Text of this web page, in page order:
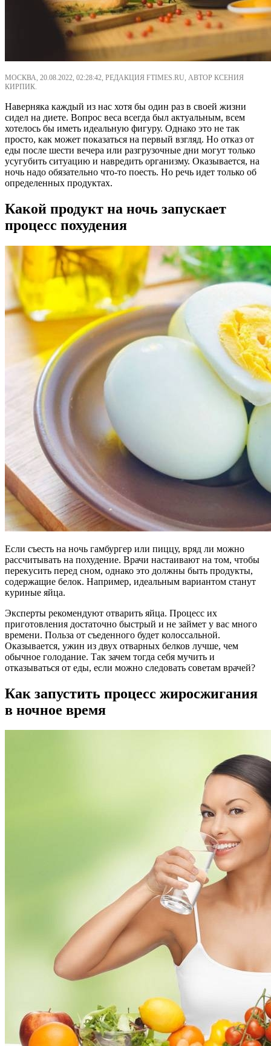
МОСКВА, 20.08.2022, 02:28:42, РЕДАКЦИЯ FTIMES.RU, АВТОР КСЕНИЯ
КИРПИК.
Наверняка каждый из нас хотя бы один раз в своей жизни
сидел на диете. Вопрос веса всегда был актуальным, всем
хотелось бы иметь идеальную фигуру. Однако это не так
просто, как может показаться на первый взгляд. Но отказ от
еды после шести вечера или разгрузочные дни могут только
усугубить ситуацию и навредить организму. Оказывается, на
ночь надо обязательно что-то поесть. Но речь идет только об
определенных продуктах.
Какой продукт на ночь запускает
процесс похудения
Если съесть на ночь гамбургер или пиццу, вряд ли можно
рассчитывать на похудение. Врачи настаивают на том, чтобы
перекусить перед сном, однако это должны быть продукты,
содержащие белок. Например, идеальным вариантом станут
куриные яйца.
Эксперты рекомендуют отварить яйца. Процесс их
приготовления достаточно быстрый и не займет у вас много
времени. Польза от съеденного будет колоссальной.
Оказывается, ужин из двух отварных белков лучше, чем
обычное голодание. Так зачем тогда себя мучить и
отказываться от еды, если можно следовать советам врачей?
Как запустить процесс жиросжигания
в ночное время